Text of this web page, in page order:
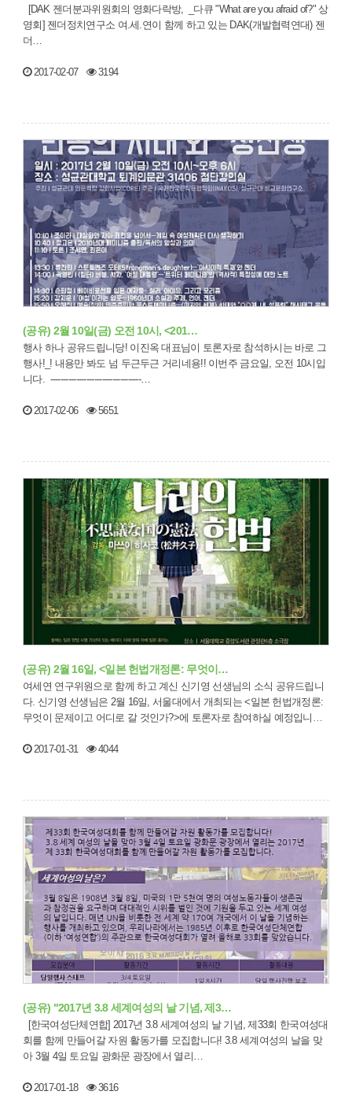
영회] 젠더정치연구소 여.세.연이 함께 하고 있는 DAK(개발협력연대) 젠
더…
2017-02-07 3194
(공유) 2월 10일(금) 오전 10시, <201…
행사 하나 공유드립니당! 이진옥 대표님이 토론자로 참석하시는 바로 그
행사!_! 내용만 봐도 넘 두근두근 거리네용!! 이번주 금요일, 오전 10시입
니다. -----------------------------------…
2017-02-06 5651
(공유) 2월 16일, <일본 헌법개정론: 무엇이…
여세연 연구위원으로 함께 하고 계신 신기영 선생님의 소식 공유드립니
다. 신기영 선생님은 2월 16일, 서울대에서 개최되는 <일본 헌법개정론:
무엇이 문제이고 어디로 갈 것인가?>에 토론자로 참여하실 예정입니다.
2017-01-31
4044
(공유) "2017년 3.8 세계여성의 날 기념, 제3…
회를 함께 만들어갈 자원 활동가를 모집합니다! 3.8 세계여성의 날을 맞
아 3월 4일 토요일 광화문 광장에서 열리…
2017-01-18 3616